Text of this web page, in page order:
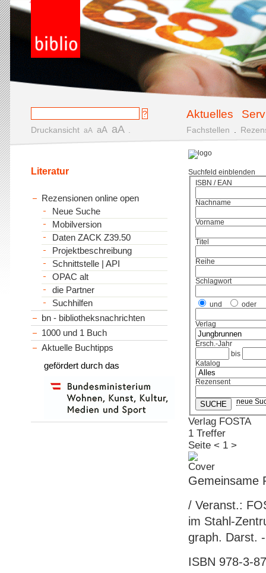
Aktuelles
Druckansicht aA aA aA Fachstellen
Suchfeld einblenden
ISBN / EAN
Nachname
Vorname
Titel
Reihe
Schlagwort
und oder
Verlag
Ersch.-Jahr
bis
Katalog
Rezensent
neue
Verlag FOSTA
1 Treffer
Seite < 1 >
Gemeinsame
/ Veranst.:
im Stahl-
graph. Darst.
ISBN 978-3-
Literatur
Rezensionen online open
Neue Suche
Mobilversion
Daten ZACK Z39.50
Projektbeschreibung
Schnittstelle | API
OPAC alt
die Partner
Suchhilfen
bn - bibliotheksnachrichten
1000 und 1 Buch
Aktuelle Buchtipps
gefördert durch das